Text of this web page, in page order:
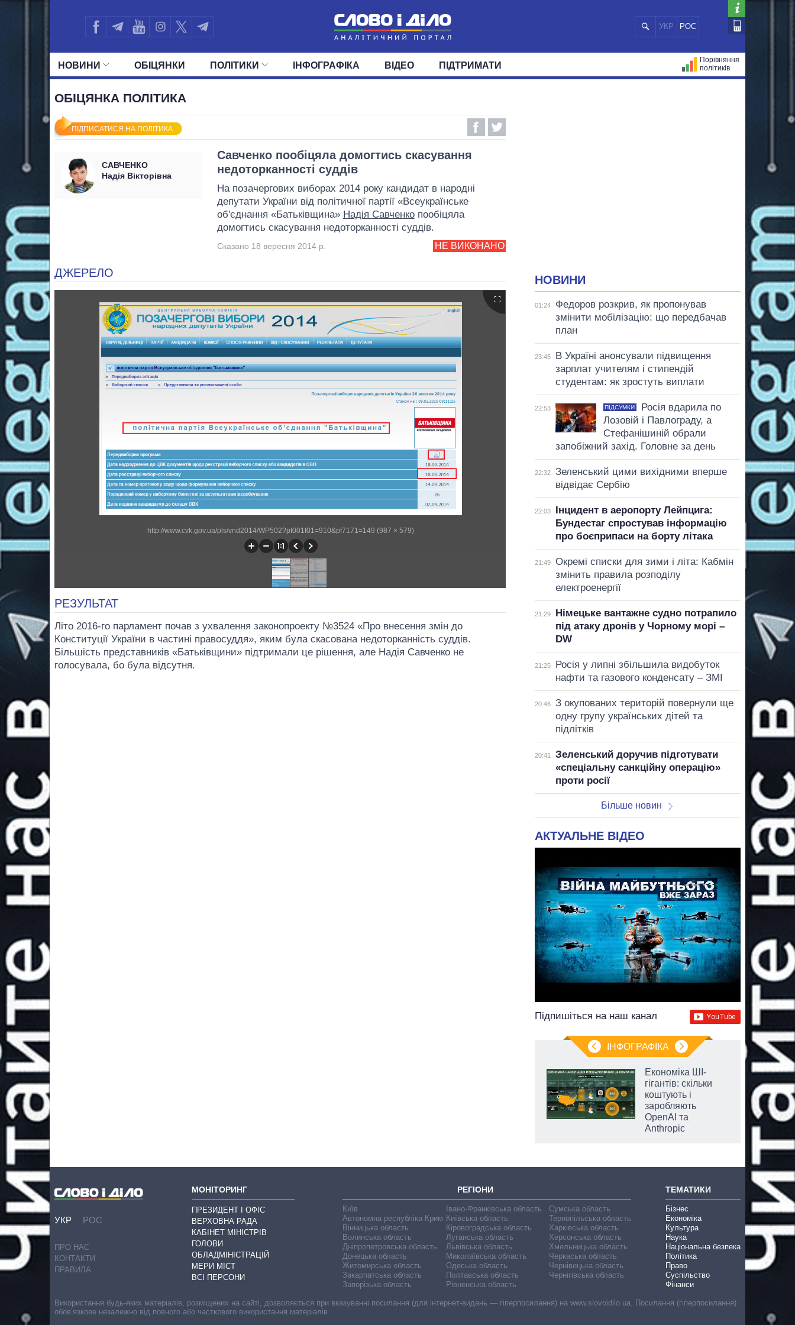
УКР РОС
НОВИНИ
СВІТ
ОБIЦЯНКИ ПОЛIТИКИ
ОКРУГИ
ІНФОГРАФІКА ВІДЕО ПІДТРИМАТИ
Порівняння
політиків
ОБІЦЯНКА ПОЛІТИКА
ПІДПИСАТИСЯ НА ПОЛІТИКА
САВЧЕНКО
Надія Вікторівна
Савченко пообіцяла домогтись скасування
недоторканності суддів
На позачергових виборах 2014 року кандидат в народні
депутати України від політичної партії «Всеукраїнське
об'єднання «Батьківщина» Надія Савченкопообіцяла
домогтись скасування недоторканності суддів.
НЕ ВИКОНАНО
Сказано 18 вересня 2014 р.
ДЖЕРЕЛО
http://www.cvk.gov.ua/pls/vnd2014/WP502?pt001f01=910&pf7171=149 (987 × 579)
РЕЗУЛЬТАТ
Літо 2016-го парламент почав з ухвалення законопроекту №3524 «Про внесення змін до
Конституції України в частині правосуддя», яким була скасована недоторканність суддів.
Більшість представників «Батьківщини» підтримали це рішення, але Надія Савченко не
голосувала, бо була відсутня.
НОВИНИ
01:24
Федоров розкрив, як пропонував
змінити мобілізацію: що передбачав
план
23:45
В Україні анонсували підвищення
зарплат учителям і стипендій
студентам: як зростуть виплати
22:53 ПІДСУМКИ
Росія вдарила по
Лозовій і Павлограду, а
Стефанішиній обрали
запобіжний захід. Головне за день
22:32
Зеленський цими вихідними вперше
відвідає Сербію
22:03
Інцидент в аеропорту Лейпцига:
Бундестаг спростував інформацію
про боєприпаси на борту літака
21:49
Окремі списки для зими і літа: Кабмін
змінить правила розподілу
електроенергії
21:29
Німецьке вантажне судно потрапило
під атаку дронів у Чорному морі –
DW
21:25
Росія у липні збільшила видобуток
нафти та газового конденсату – ЗМІ
20:46
З окупованих територій повернули ще
одну групу українських дітей та
підлітків
20:41
Зеленський доручив підготувати
«спеціальну санкційну операцію»
проти росії
Більше новин
АКТУАЛЬНЕ ВІДЕО
Підпишіться на наш канал
ІНФОГРАФІКА
Економіка ШІ-
гігантів: скільки
коштують і
заробляють
OpenAI та
Anthropic
УКР РОС
ПРО НАС
КОНТАКТИ
ПРАВИЛА
МОНІТОРИНГ
ПРЕЗИДЕНТ І ОФІС
ВЕРХОВНА РАДА
КАБІНЕТ МІНІСТРІВ
ГОЛОВИ
ОБЛАДМІНІСТРАЦІЙ
МЕРИ МІСТ
ВСІ ПЕРСОНИ
РЕГІОНИ
Київ
Автономна республіка Крим
Вінницька область
Волинська область
Дніпропетровська область
Донецька область
Житомирська область
Закарпатська область
Запорізька область
Івано-Франківська область
Київська область
Кіровоградська область
Луганська область
Львівська область
Миколаївська область
Одеська область
Полтавська область
Рівненська область
Сумська область
Тернопільська область
Харківська область
Херсонська область
Хмельницька область
Черкаська область
Чернівецька область
Чернігівська область
ТЕМАТИКИ
Бізнес
Економіка
Культура
Наука
Національна безпека
Політика
Право
Суспільство
Фінанси
Використання будь-яких матеріалів, розміщених на сайті, дозволяється при вказуванні посилання (для інтернет-видань — гіперпосилання) на www.slovoidilo.ua. Посилання (гіперпосилання)
обов’язкове незалежно від повного або часткового використання матеріалів.